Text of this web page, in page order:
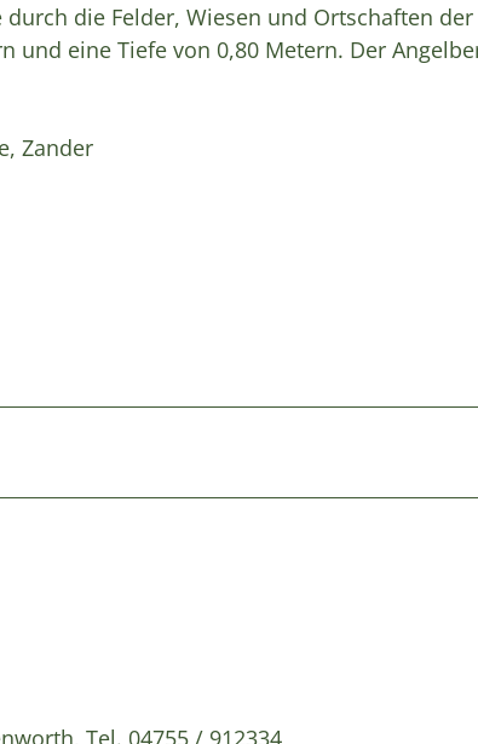
die Felder, Wiesen und Ortschaften der
und eine Tiefe von 0,80 Metern. Der
Zander
Tel. 04755 / 912334